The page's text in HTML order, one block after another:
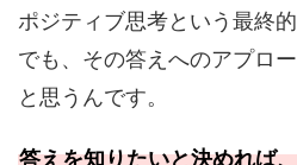
ポジティブ思考という最終
でも、その答えへのアプロ
と思うんです。
答えを知りたいと決めれば